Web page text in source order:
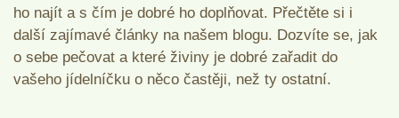
ho najít a s čím je dobré ho doplňovat. Přečtěte si i
další zajímavé články na našem blogu. Dozvíte se, jak
o sebe pečovat a které živiny je dobré zařadit do
vašeho jídelníčku o něco častěji, než ty ostatní.